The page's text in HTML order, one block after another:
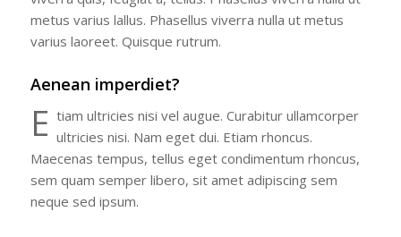
metus varius lallus. Phasellus viverra nulla ut metus
varius laoreet. Quisque rutrum.
Aenean imperdiet?
E tiam ultricies nisi vel augue. Curabitur ullamcorper
ultricies nisi. Nam eget dui. Etiam rhoncus.
Maecenas tempus, tellus eget condimentum rhoncus,
sem quam semper libero, sit amet adipiscing sem
neque sed ipsum.